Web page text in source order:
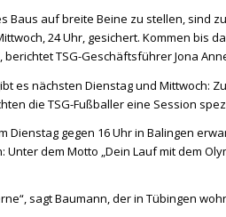
Baus auf breite Beine zu stellen, sind
24 Uhr, gesichert. Kommen bis
berichtet TSG-Geschäftsführer Jona
es nächsten Dienstag und Mittwoch:
die TSG-Fußballer eine Session
Dienstag gegen 16 Uhr in Balingen
Unter dem Motto „Dein Lauf mit dem
sagt Baumann, der in Tübingen